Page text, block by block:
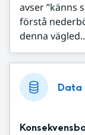
avser ”känns
förstå
denna
Data